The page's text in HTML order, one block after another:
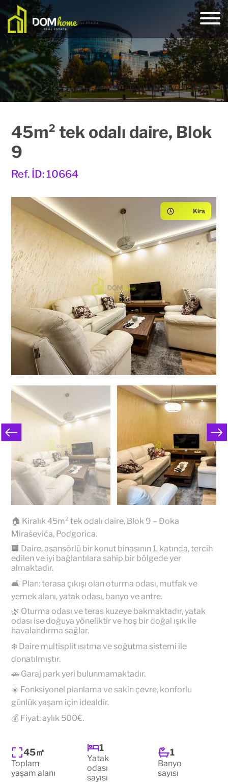
45m² tek odalı daire, Blok
9
Ref. İD: 10664
Kira
🏠 Kiralık 45m² tek odalı daire, Blok 9 – Đoka
Miraševića, Podgorica.
🏢 Daire, asansörlü bir konut binasının 1. katında, tercih
edilen ve iyi bağlantılara sahip bir bölgede yer
almaktadır.
🛋️ Plan: terasa çıkışı olan oturma odası, mutfak ve
yemek alanı, yatak odası, banyo ve antre.
🌿 Oturma odası ve teras kuzeye bakmaktadır, yatak
odası ise doğuya yöneliktir ve hoş bir doğal ışık ile
havalandırma sağlar.
❄️ Daire multisplit ısıtma ve soğutma sistemi ile
donatılmıştır.
🚗 Garaj park yeri bulunmamaktadır.
☀️ Fonksiyonel planlama ve sakin çevre, konforlu
günlük yaşam için idealdir.
💰 Fiyat: aylık 500€.
45㎡
Toplam
yaşam alanı
1
Yatak
odası
sayısı
1
Banyo
sayısı